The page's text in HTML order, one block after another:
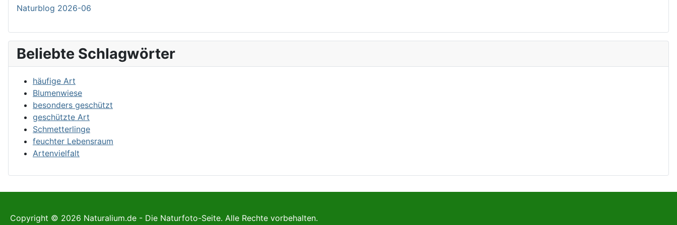
Naturblog 2026-06
Beliebte Schlagwörter
häufige Art
Blumenwiese
besonders geschützt
geschützte Art
Schmetterlinge
feuchter Lebensraum
Artenvielfalt
Copyright © 2026 Naturalium.de - Die Naturfoto-Seite. Alle Rechte vorbehalten.